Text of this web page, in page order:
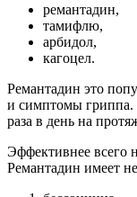
ремантадин,
тамифлю,
арбидол,
кагоцел.
Ремантадин это
и симптомы гриппа.
раза в день на
Эффективнее всего
Ремантадин имеет